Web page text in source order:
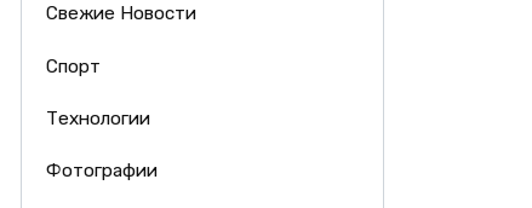
Свежие Новости
Спорт
Технологии
Фотографии